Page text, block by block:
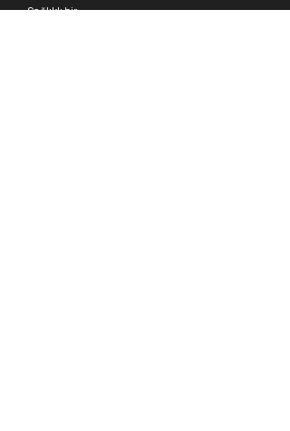
• Sağlıklı bir kiloda kalın.